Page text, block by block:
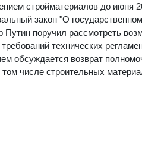
стройматериалов до июня
закон "О
поручил рассмотреть
технических
обсуждается возврат
числе строительных